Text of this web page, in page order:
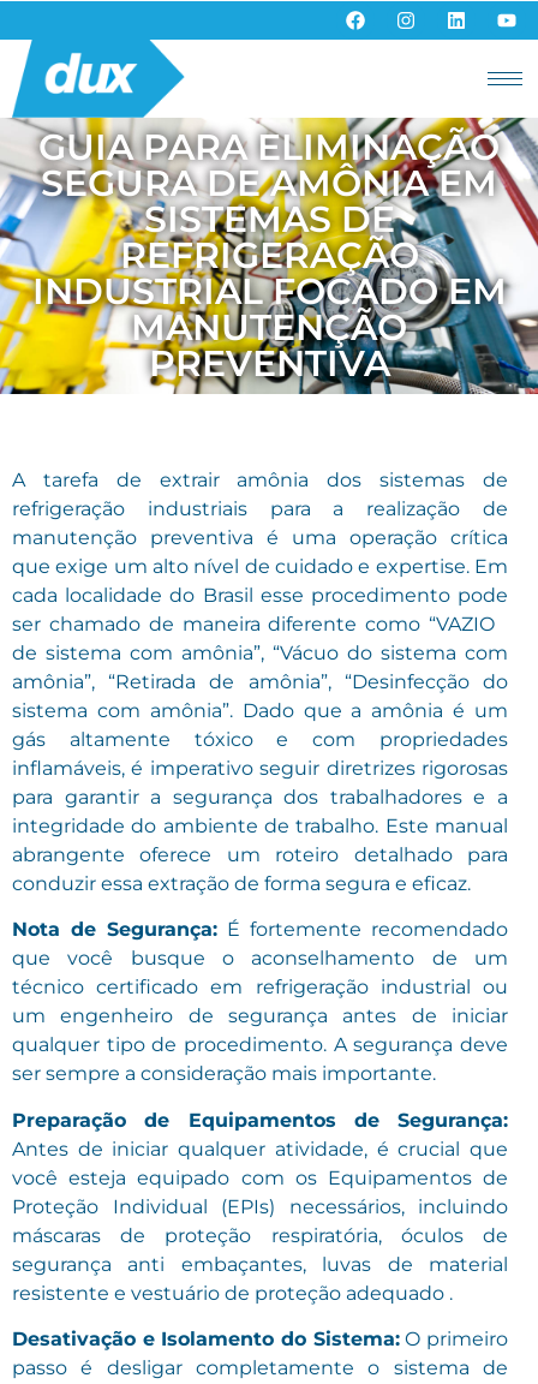
GUIA PARA ELIMINAÇÃO
SEGURA DE AMÔNIA EM
SISTEMAS DE
REFRIGERAÇÃO
INDUSTRIAL FOCADO EM
MANUTENÇÃO
PREVENTIVA
A tarefa de extrair amônia dos sistemas de
refrigeração industriais para a realização de
manutenção preventiva é uma operação crítica
que exige um alto nível de cuidado e expertise. Em
cada localidade do Brasil esse procedimento pode
ser chamado de maneira diferente como “VAZIO
de sistema com amônia”, “Vácuo do sistema com
amônia”, “Retirada de amônia”, “Desinfecção do
sistema com amônia”. Dado que a amônia é um
gás altamente tóxico e com propriedades
inflamáveis, é imperativo seguir diretrizes rigorosas
para garantir a segurança dos trabalhadores e a
integridade do ambiente de trabalho. Este manual
abrangente oferece um roteiro detalhado para
conduzir essa extração de forma segura e eficaz.
Nota de Segurança: É fortemente recomendado
que você busque o aconselhamento de um
técnico certificado em refrigeração industrial ou
um engenheiro de segurança antes de iniciar
qualquer tipo de procedimento. A segurança deve
ser sempre a consideração mais importante.
Preparação de Equipamentos de Segurança:
Antes de iniciar qualquer atividade, é crucial que
você esteja equipado com os Equipamentos de
Proteção Individual (EPIs) necessários, incluindo
máscaras de proteção respiratória, óculos de
segurança anti embaçantes, luvas de material
resistente e vestuário de proteção adequado .
Desativação e Isolamento do Sistema:O primeiro
passo é desligar completamente o sistema de